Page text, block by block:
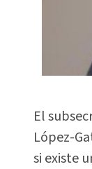
El
López-
si existe